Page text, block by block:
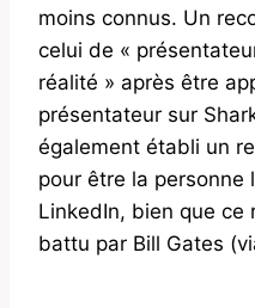
moins connus. Un
celui de «
réalité » après être
présentateur sur
également établi un
pour être la personne
LinkedIn, bien que ce
battu par Bill Gates